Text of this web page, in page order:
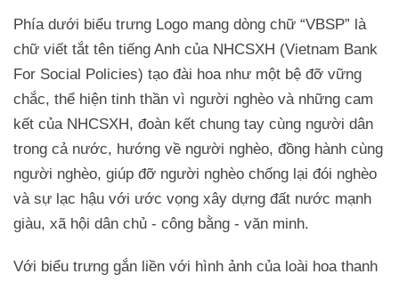
Phía dưới biểu trưng Logo mang dòng chữ “VBSP” là
chữ viết tắt tên tiếng Anh của NHCSXH (Vietnam Bank
For Social Policies) tạo đài hoa như một bệ đỡ vững
chắc, thể hiện tinh thần vì người nghèo và những cam
kết của NHCSXH, đoàn kết chung tay cùng người dân
trong cả nước, hướng về người nghèo, đồng hành cùng
người nghèo, giúp đỡ người nghèo chống lại đói nghèo
và sự lạc hậu với ước vọng xây dựng đất nước mạnh
giàu, xã hội dân chủ - công bằng - văn minh.
Với biểu trưng gắn liền với hình ảnh của loài hoa thanh